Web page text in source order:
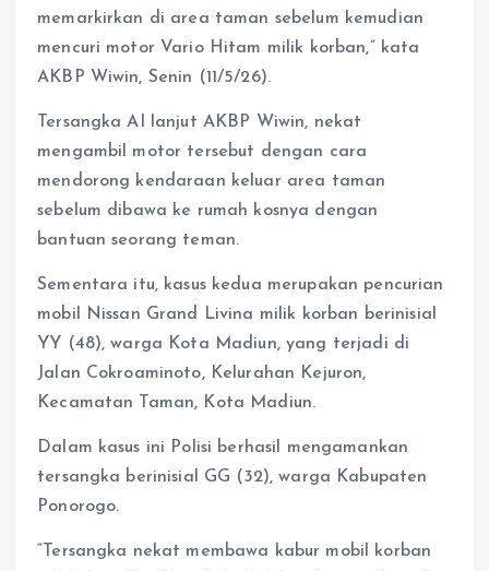
memarkirkan di area taman sebelum kemudian
mencuri motor Vario Hitam milik korban,” kata
AKBP Wiwin, Senin (11/5/26).
Tersangka AI lanjut AKBP Wiwin, nekat
mengambil motor tersebut dengan cara
mendorong kendaraan keluar area taman
sebelum dibawa ke rumah kosnya dengan
bantuan seorang teman.
Sementara itu, kasus kedua merupakan pencurian
mobil Nissan Grand Livina milik korban berinisial
YY (48), warga Kota Madiun, yang terjadi di
Jalan Cokroaminoto, Kelurahan Kejuron,
Kecamatan Taman, Kota Madiun.
Dalam kasus ini Polisi berhasil mengamankan
tersangka berinisial GG (32), warga Kabupaten
Ponorogo.
“Tersangka nekat membawa kabur mobil korban